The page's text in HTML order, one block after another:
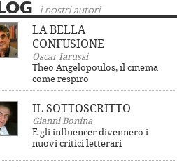
i nostri autori
LA BELLA
CONFUSIONE
Oscar Iarussi
Theo Angelopoulos, il cinema
come respiro
IL SOTTOSCRITTO
Gianni Bonina
E gli influencer divennero i
nuovi critici letterari